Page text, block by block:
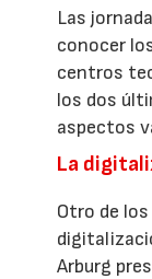
Las
conocer
centros
los dos
aspectos
La
Otro de
Arburg